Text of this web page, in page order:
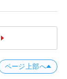
ページ上部へ